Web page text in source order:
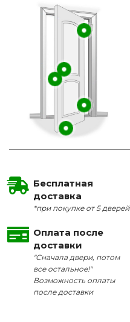
Бесплатная
доставка
*при покупке от 5 дверей
Оплата после
доставки
"Сначала двери, потом
все остальное!"
Возможность оплаты
после доставки